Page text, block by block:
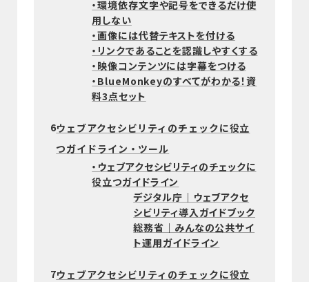
・環境依存文字や記号をできるだけ使
用しない
・画像には代替テキストを付ける
・リンクであることを認識しやすくする
・映像コンテンツには字幕をつける
・BlueMonkeyのすべてがわかる！資
料3点セット
6ウェブアクセシビリティのチェックに役立
つガイドライン・ツール
・ウェブアクセシビリティのチェックに
役立つガイドライン
デジタル庁｜ウェブアクセ
シビリティ導入ガイドブック
総務省｜みんなの公共サイ
ト運用ガイドライン
7ウェブアクセシビリティのチェックに役立